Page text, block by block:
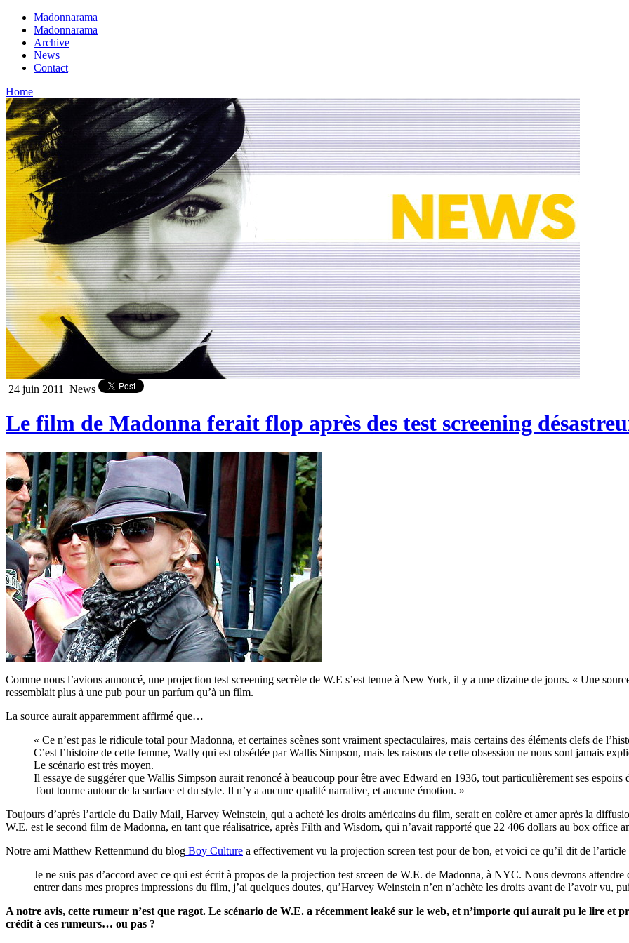
Madonnarama
Madonnarama
Archive
News
Contact
Home
24 juin 2011 News
Le film de Madonna ferait flop après des test screening
Comme nous l’avions annoncé, une projection test screening secrète de W.E s’est tenue à New York, il y a une dizaine de jours. « Une
ressemblait plus à une pub pour un parfum qu’à un film.
La source aurait apparemment affirmé que…
« Ce n’est pas le ridicule total pour Madonna, et certaines scènes sont vraiment spectaculaires, mais certains des éléments clefs de
C’est l’histoire de cette femme, Wally qui est obsédée par Wallis Simpson, mais les raisons de cette obsession ne nous sont jamais
Le scénario est très moyen.
Il essaye de suggérer que Wallis Simpson aurait renoncé à beaucoup pour être avec Edward en 1936, tout particulièrement ses espoirs
Tout tourne autour de la surface et du style. Il n’y a aucune qualité narrative, et aucune émotion. »
Toujours d’après l’article du Daily Mail, Harvey Weinstein, qui a acheté les droits américains du film, serait en colère et amer après la
W.E. est le second film de Madonna, en tant que réalisatrice, après Filth and Wisdom, qui n’avait rapporté que 22 406 dollars au box office
Notre ami Matthew Rettenmund du blog Boy Culture a effectivement vu la projection screen test pour de bon, et voici ce qu’il dit de
Je ne suis pas d’accord avec ce qui est écrit à propos de la projection test srceen de W.E. de Madonna, à NYC. Nous devrons
entrer dans mes propres impressions du film, j’ai quelques doutes, qu’Harvey Weinstein n’en n’achète les droits avant de l’avoir vu,
A notre avis, cette rumeur n’est que ragot. Le scénario de W.E. a récemment leaké sur le web, et n’importe qui aurait pu le lire et
crédit à ces rumeurs… ou pas ?